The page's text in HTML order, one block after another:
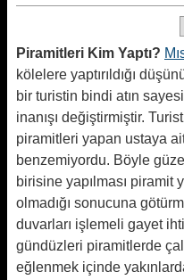
Piramitleri Kim Yaptı?
kölelere yaptırıldığı
bir turistin bindi atın
inanışı değiştirmiştir.
piramitleri yapan ustaya
benzemiyordu. Böyle
birisine yapılması piramit
olmadığı sonucuna
duvarları işlemeli gayet
gündüzleri piramitlerde
eğlenmek içinde